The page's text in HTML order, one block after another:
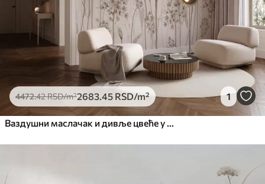
4472.42RSD/m²2683 .45 RSD/m² 1